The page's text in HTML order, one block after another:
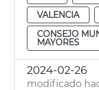
VALENCIA
CONSEJO
MAYORES
2024-02-26
modificado